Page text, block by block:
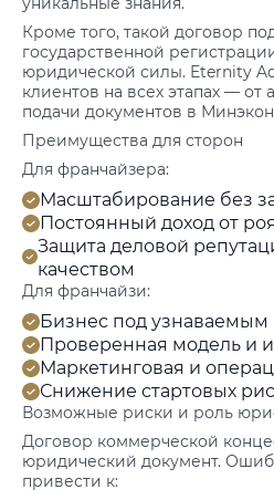
Кроме того, такой договор
государственной
юридической силы. Eternity
клиентов на всех этапах — от
подачи документов в
Преимущества для сторон
Для франчайзера:
Масштабирование без
Постоянный доход от
Защита деловой
качеством
Для франчайзи:
Бизнес под
Проверенная модель и
Маркетинговая и
Снижение стартовых
Возможные риски и роль
Договор коммерческой
юридический документ.
привести к: